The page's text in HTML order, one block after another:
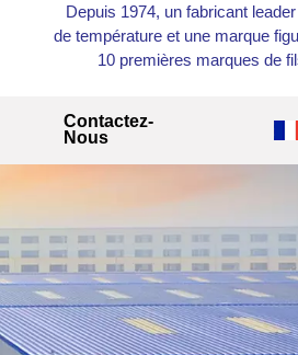
Depuis 1974, un fabricant
de température et une marque
10 premières marques de
Contactez-
Nous